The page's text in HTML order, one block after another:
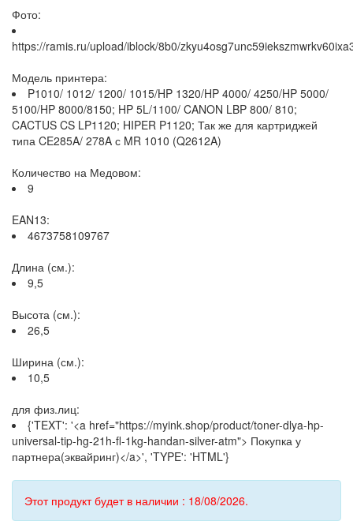
Фото:
https://ramis.ru/upload/iblock/8b0/
Модель принтера:
P1010/ 1012/ 1200/ 1015/HP 1320/HP 4000/ 4250/HP 5000/
5100/HP 8000/8150; HP 5L/1100/ CANON LBP 800/ 810;
CACTUS CS LP1120; HIPER P1120; Так же для картриджей
типа CE285A/ 278A с MR 1010 (Q2612A)
Количество на Медовом:
9
EAN13:
4673758109767
Длина (см.):
9,5
Высота (см.):
26,5
Ширина (см.):
10,5
для физ.лиц:
{'TEXT': '<a href="https://myink.shop/product/toner-dlya-hp-
universal-tip-hg-21h-fl-1kg-handan-silver-atm"> Покупка у
партнера(эквайринг)</a>', 'TYPE': 'HTML'}
Этот продукт будет в наличии : 18/08/2026.